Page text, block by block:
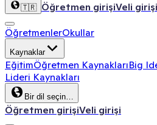
🇹🇷 Öğretmen girişiVeli girişi
ÖğretmenlerOkullar
Kaynaklar
EğitimÖğretmen KaynaklarıBig
Lideri Kaynakları
Bir dil seçin…
Öğretmen girişiVeli girişi